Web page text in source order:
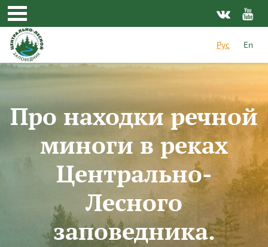
Перейти к основному содержанию
Рус
En
Про находки речной
миноги в реках
Центрально-
Лесного
заповедника.